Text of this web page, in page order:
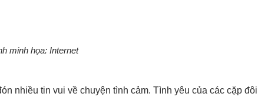
minh họa: Internet
nhiều tin vui về chuyện tình cảm. Tình yêu của các cặp đôi